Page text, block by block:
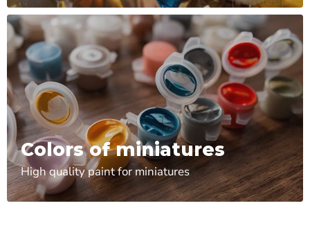
Colors of miniatures
High quality paint for miniatures